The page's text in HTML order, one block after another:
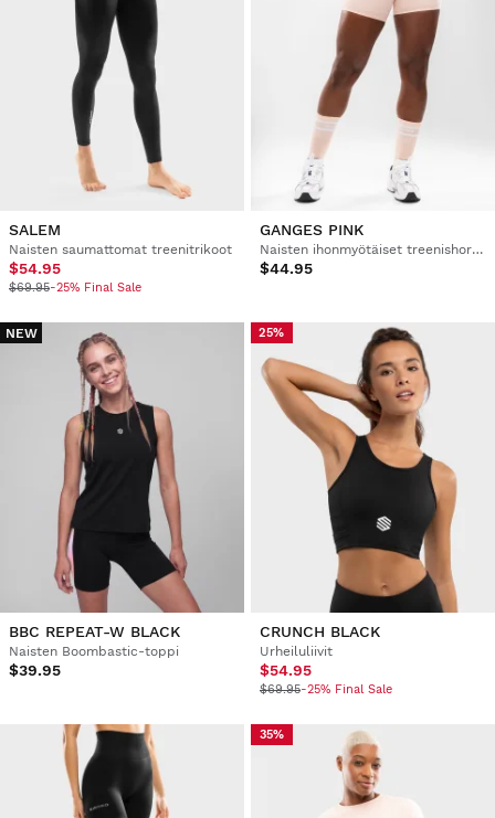
SALEM
Naisten saumattomat treenitrikoot
$54.95
$69.95-25% Final Sale
GANGES PINK
Naisten ihonmyötäiset treenishortsit
$44.95
NEW
BBC REPEAT-W BLACK
Naisten Boombastic-toppi
$39.95
25%
CRUNCH BLACK
Urheiluliivit
$54.95
$69.95-25% Final Sale
35%